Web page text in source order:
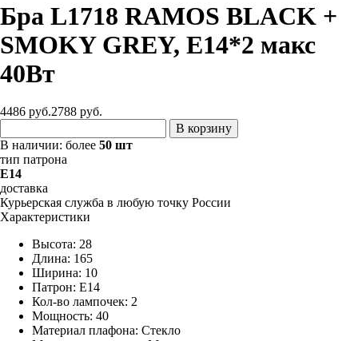
Бра L1718 RAMOS BLACK +
SMOKY GREY, E14*2 макс
40Вт
4486 руб.2788 руб.
В корзину
В наличии: более 50 шт
тип патрона
E14
доставка
Курьерская служба в любую точку России
Характеристики
Высота: 28
Длина: 165
Ширина: 10
Патрон: E14
Кол-во лампочек: 2
Мощность: 40
Материал плафона: Стекло